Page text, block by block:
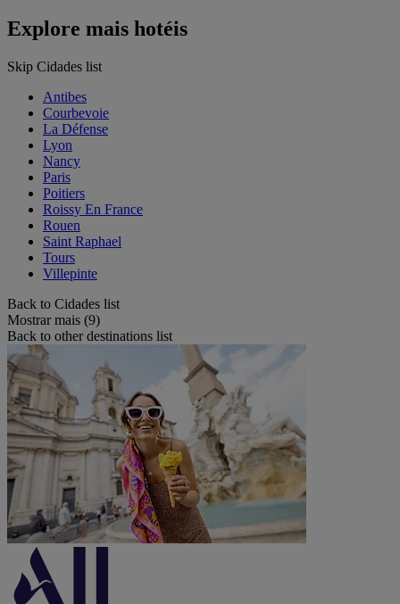
Explore mais hotéis
Skip Cidades list
Antibes
Courbevoie
La Défense
Lyon
Nancy
Paris
Poitiers
Roissy En France
Rouen
Saint Raphael
Tours
Villepinte
Back to Cidades list
Mostrar mais (9)
Back to other destinations list